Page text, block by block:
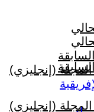
(إنجليزي)
(إنجليزي)